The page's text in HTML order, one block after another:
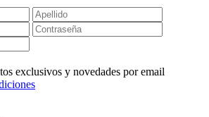
exclusivos y novedades por email